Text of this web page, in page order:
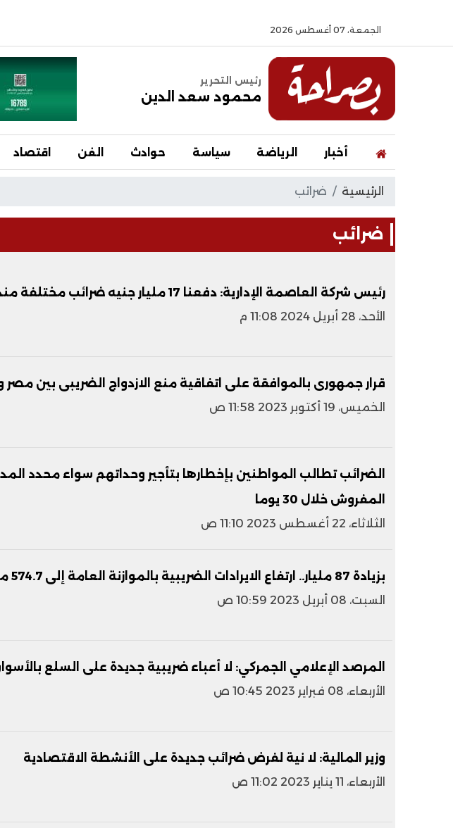
الجمعة، 07 أغسطس 2026
رئيس التحرير
محمود سعد الدين
أخبار الرياضة سياسة حوادث الفن اقتصاد
الرئيسية ضرائب
ضرائب
رئيس شركة العاصمة الإدارية: دفعنا 17 مليار جنيه ضرائب مختلفة منذ عام 2017
الأحد، 28 أبريل 2024 11:08 م
قرار جمهورى بالموافقة على اتفاقية منع الازدواج الضريبى بين مصر
الخميس، 19 أكتوبر 2023 11:58 ص
الضرائب تطالب المواطنين بإخطارها بتأجير وحداتهم سواء محدد
المفروش خلال 30 يوما
الثلاثاء، 22 أغسطس 2023 11:10 ص
بزيادة 87 مليار.. ارتفاع الايرادات الضريبية بالموازنة العامة إلى 574.7 مليار جنيه
السبت، 08 أبريل 2023 10:59 ص
المرصد الإعلامي الجمركي: لا أعباء ضريبية جديدة على السلع
الأربعاء، 08 فبراير 2023 10:45 ص
وزير المالية: لا نية لفرض ضرائب جديدة على الأنشطة الاقتصادية
الأربعاء، 11 يناير 2023 11:02 ص